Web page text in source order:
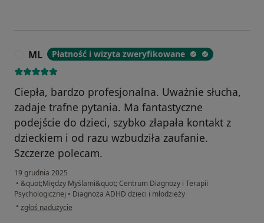
ML Płatność i wizyta zweryfikowane
Ciepła, bardzo profesjonalna. Uważnie słucha,
zadaje trafne pytania. Ma fantastyczne
podejście do dzieci, szybko złapała kontakt z
dzieckiem i od razu wzbudziła zaufanie.
Szczerze polecam.
19 grudnia 2025
• &quot;Między Myślami&quot; Centrum Diagnozy i Terapii
Psychologicznej • Diagnoza ADHD dzieci i młodzieży
• w opinii użytkownika ML
zgłoś nadużycie